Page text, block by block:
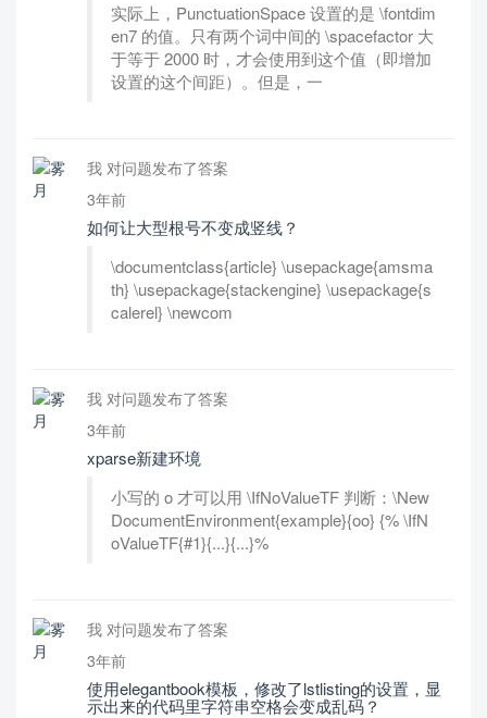
实际上，PunctuationSpace 设置的是 \fontdim
en7 的值。只有两个词中间的 \spacefactor 大
于等于 2000 时，才会使用到这个值（即增加
设置的这个间距）。但是，一
我 对问题发布了答案
3年前
如何让大型根号不变成竖线？
\documentclass{article} \usepackage{amsma
th} \usepackage{stackengine} \usepackage{s
calerel} \newcom
我 对问题发布了答案
3年前
xparse新建环境
小写的 o 才可以用 \IfNoValueTF 判断：\New
DocumentEnvironment{example}{oo} {% \IfN
oValueTF{#1}{...}{...}%
我 对问题发布了答案
3年前
使用elegantbook模板，修改了lstlisting的设置，显
示出来的代码里字符串空格会变成乱码？